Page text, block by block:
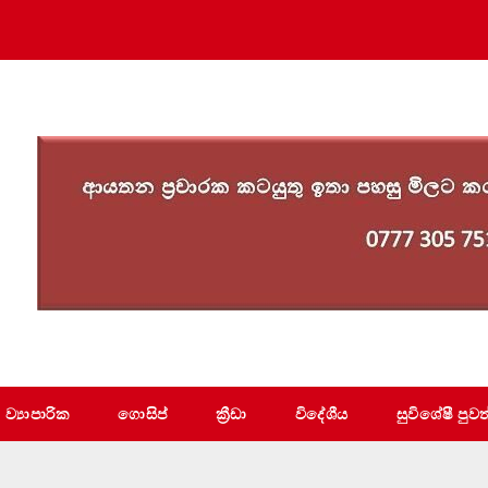
ව්‍යාපාරික ගොසිප් ක්‍රීඩා විදේශීය සුවිශේෂී